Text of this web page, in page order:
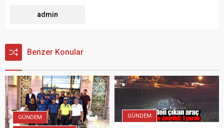
admin
Benzer Konular
GÜNDEM GÜNDEM